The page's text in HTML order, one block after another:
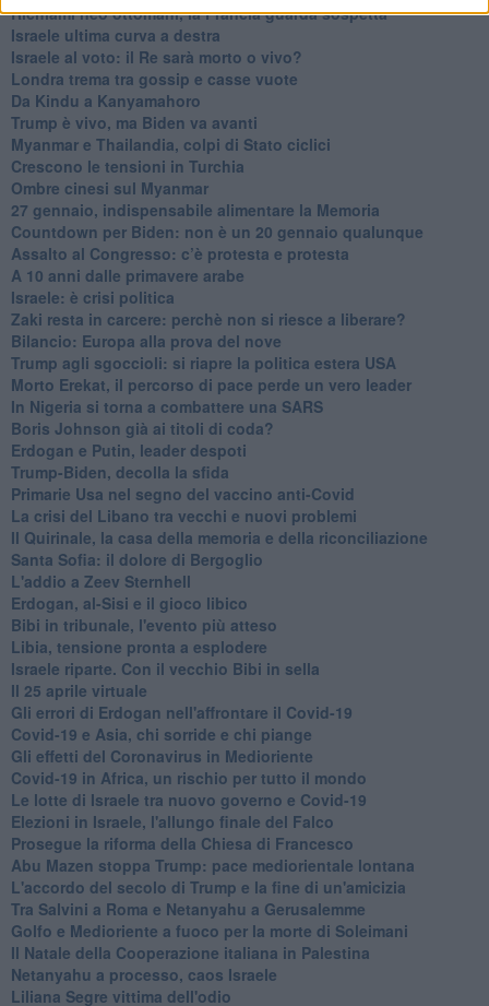
Richiami neo ottomani, la Francia guarda sospetta
Israele ultima curva a destra
Israele al voto: il Re sarà morto o vivo?
Londra trema tra gossip e casse vuote
Da Kindu a Kanyamahoro
Trump è vivo, ma Biden va avanti
Myanmar e Thailandia, colpi di Stato ciclici
Crescono le tensioni in Turchia
Ombre cinesi sul Myanmar
27 gennaio, indispensabile alimentare la Memoria
Countdown per Biden: non è un 20 gennaio qualunque
Assalto al Congresso: c’è protesta e protesta
A 10 anni dalle primavere arabe
Israele: è crisi politica
Zaki resta in carcere: perchè non si riesce a liberare?
Bilancio: Europa alla prova del nove
Trump agli sgoccioli: si riapre la politica estera USA
Morto Erekat, il percorso di pace perde un vero leader
In Nigeria si torna a combattere una SARS
Boris Johnson già ai titoli di coda?
Erdogan e Putin, leader despoti
Trump-Biden, decolla la sfida
Primarie Usa nel segno del vaccino anti-Covid
La crisi del Libano tra vecchi e nuovi problemi
Il Quirinale, la casa della memoria e della riconciliazione
Santa Sofia: il dolore di Bergoglio
L'addio a ​Zeev Sternhell
Erdogan, al-Sisi e il gioco libico
Bibi in tribunale, l'evento più atteso
Libia, tensione pronta a esplodere
Israele riparte. Con il vecchio Bibi in sella
Il 25 aprile virtuale
Gli errori di Erdogan nell'affrontare il Covid-19
Covid-19 e Asia, chi sorride e chi piange
Gli effetti del Coronavirus in Medioriente
Covid-19 in Africa, un rischio per tutto il mondo
Le lotte di Israele tra nuovo governo e Covid-19
Elezioni in Israele, l'allungo finale del Falco
Prosegue la riforma della Chiesa di Francesco
Abu Mazen stoppa Trump: pace mediorientale lontana
L'accordo del secolo di Trump e la fine di un'amicizia
Tra Salvini a Roma e Netanyahu a Gerusalemme
Golfo e Medioriente a fuoco per la morte di Soleimani
Il Natale della Cooperazione italiana in Palestina
Netanyahu a processo, caos Israele
Liliana Segre vittima dell'odio